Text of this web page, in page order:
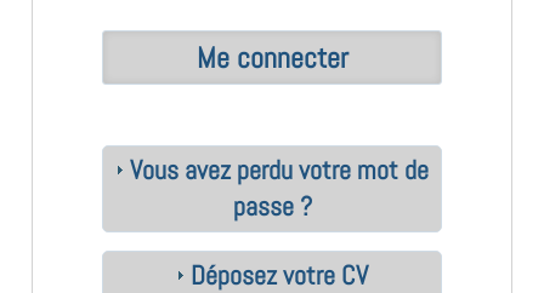
Vous avez perdu votre mot de
passe ?
Déposez votre CV